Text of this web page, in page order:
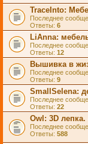
TraceInto:
Последнее
Ответы: 6
LiAnna:
Последнее
Ответы: 12
Вышивка в
Последнее
Ответы: 9
SmallSelena:
Последнее
Ответы: 22
Owl: 3D лепка.
Последнее
Ответы: 588